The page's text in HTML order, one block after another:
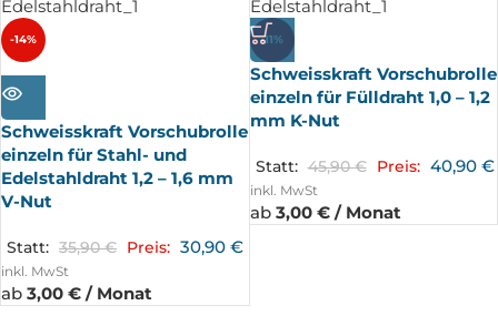
-14%
AUSV
ERKA
Schweisskraft Vorschubrolle
einzeln für Stahl- und
Edelstahldraht 1,2 – 1,6 mm
V-Nut
Statt: 35,90€ Preis: 30,90 €
inkl. MwSt
ab 3,00 € / Monat
-11%
Schweisskraft Vorschubrolle
einzeln für Fülldraht 1,0 – 1,2
mm K-Nut
Statt: 45,90€ Preis: 40,90 €
inkl. MwSt
ab 3,00 € / Monat